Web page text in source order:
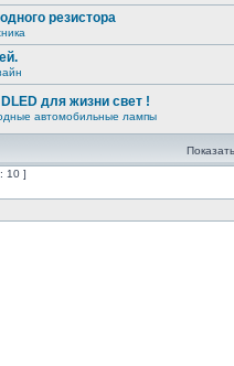
резистора
для жизни свет !
автомобильные лампы
10 ]